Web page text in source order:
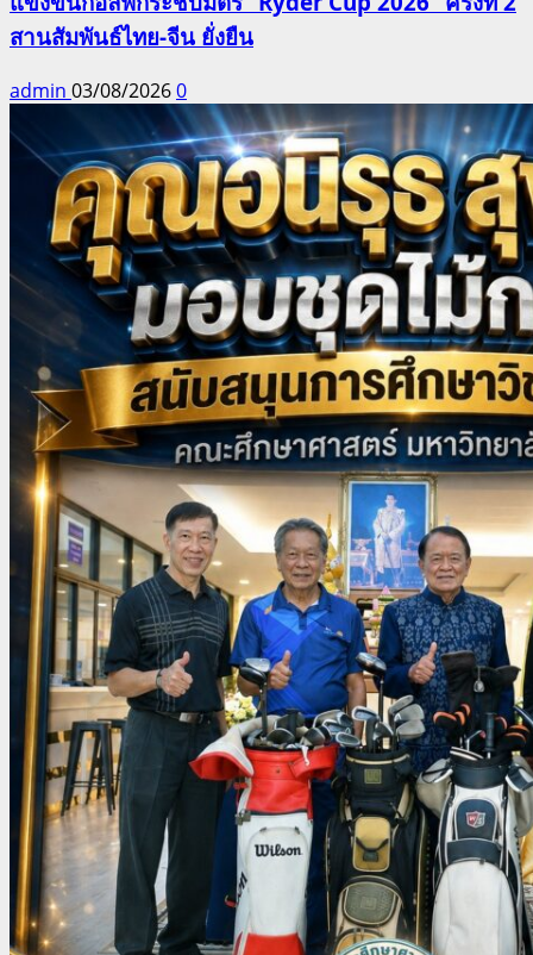
สานสัมพันธ์ไทย-จีน ยั่งยืน
admin 03/08/20260